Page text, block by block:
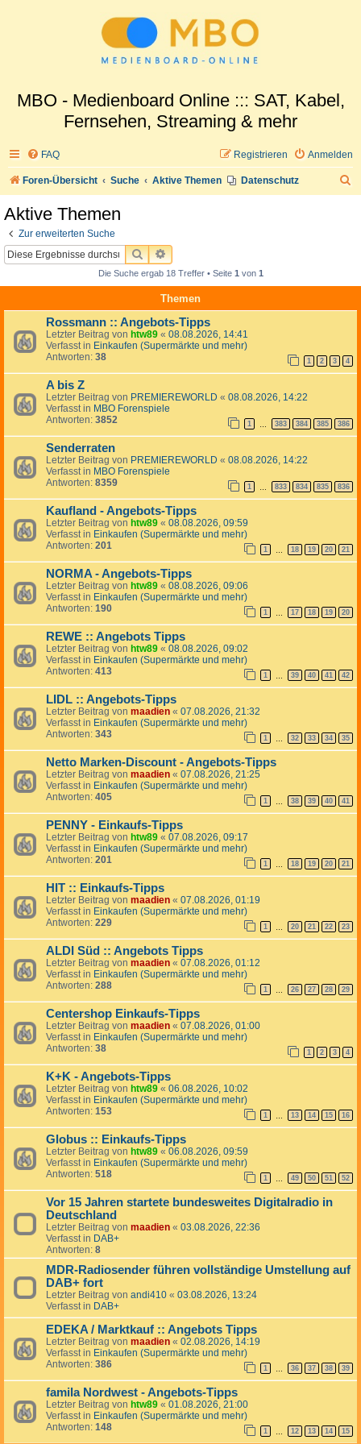
MBO - Medienboard Online ::: SAT, Kabel,
Fernsehen, Streaming & mehr
FAQ Anmelden
Registrieren
Foren-Übersicht Suche Aktive Themen Datenschutz
Aktive Themen
Zur erweiterten Suche
SUCHEERWEITERTE SUCHE
Die Suche ergab 18 Treffer • Seite 1von 1
Themen
Rossmann :: Angebots-Tipps
Letzter Beitrag von htw89 « 08.08.2026, 14:41
Verfasst in Einkaufen (Supermärkte und mehr)
Antworten: 38 1 2 3 4
A bis Z
Letzter Beitrag von PREMIEREWORLD « 08.08.2026, 14:22
Verfasst in MBO Forenspiele
Antworten: 3852 1 … 383 384 385 386
Senderraten
Letzter Beitrag von PREMIEREWORLD « 08.08.2026, 14:22
Verfasst in MBO Forenspiele
Antworten: 8359 1 … 833 834 835 836
Kaufland - Angebots-Tipps
Letzter Beitrag von htw89 « 08.08.2026, 09:59
Verfasst in Einkaufen (Supermärkte und mehr)
Antworten: 201 1 … 18 19 20 21
NORMA - Angebots-Tipps
Letzter Beitrag von htw89 « 08.08.2026, 09:06
Verfasst in Einkaufen (Supermärkte und mehr)
Antworten: 190 1 … 17 18 19 20
REWE :: Angebots Tipps
Letzter Beitrag von htw89 « 08.08.2026, 09:02
Verfasst in Einkaufen (Supermärkte und mehr)
Antworten: 413 1 … 39 40 41 42
LIDL :: Angebots-Tipps
Letzter Beitrag von maadien « 07.08.2026, 21:32
Verfasst in Einkaufen (Supermärkte und mehr)
Antworten: 343 1 … 32 33 34 35
Netto Marken-Discount - Angebots-Tipps
Letzter Beitrag von maadien « 07.08.2026, 21:25
Verfasst in Einkaufen (Supermärkte und mehr)
Antworten: 405 1 … 38 39 40 41
PENNY - Einkaufs-Tipps
Letzter Beitrag von htw89 « 07.08.2026, 09:17
Verfasst in Einkaufen (Supermärkte und mehr)
Antworten: 201 1 … 18 19 20 21
HIT :: Einkaufs-Tipps
Letzter Beitrag von maadien « 07.08.2026, 01:19
Verfasst in Einkaufen (Supermärkte und mehr)
Antworten: 229 1 … 20 21 22 23
ALDI Süd :: Angebots Tipps
Letzter Beitrag von maadien « 07.08.2026, 01:12
Verfasst in Einkaufen (Supermärkte und mehr)
Antworten: 288 1 … 26 27 28 29
Centershop Einkaufs-Tipps
Letzter Beitrag von maadien « 07.08.2026, 01:00
Verfasst in Einkaufen (Supermärkte und mehr)
Antworten: 38 1 2 3 4
K+K - Angebots-Tipps
Letzter Beitrag von htw89 « 06.08.2026, 10:02
Verfasst in Einkaufen (Supermärkte und mehr)
Antworten: 153 1 … 13 14 15 16
Globus :: Einkaufs-Tipps
Letzter Beitrag von htw89 « 06.08.2026, 09:59
Verfasst in Einkaufen (Supermärkte und mehr)
Antworten: 518 1 … 49 50 51 52
Vor 15 Jahren startete bundesweites Digitalradio in
Deutschland
Letzter Beitrag von maadien « 03.08.2026, 22:36
Verfasst in DAB+
Antworten: 8
MDR-Radiosender führen vollständige Umstellung auf
DAB+ fort
Letzter Beitrag von andi410 « 03.08.2026, 13:24
Verfasst in DAB+
EDEKA / Marktkauf :: Angebots Tipps
Letzter Beitrag von maadien « 02.08.2026, 14:19
Verfasst in Einkaufen (Supermärkte und mehr)
Antworten: 386 1 … 36 37 38 39
famila Nordwest - Angebots-Tipps
Letzter Beitrag von htw89 « 01.08.2026, 21:00
Verfasst in Einkaufen (Supermärkte und mehr)
Antworten: 148 1 … 12 13 14 15